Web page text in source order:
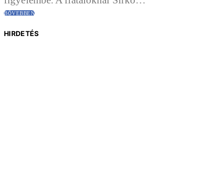
BŐVEBBEN
HIRDETÉS